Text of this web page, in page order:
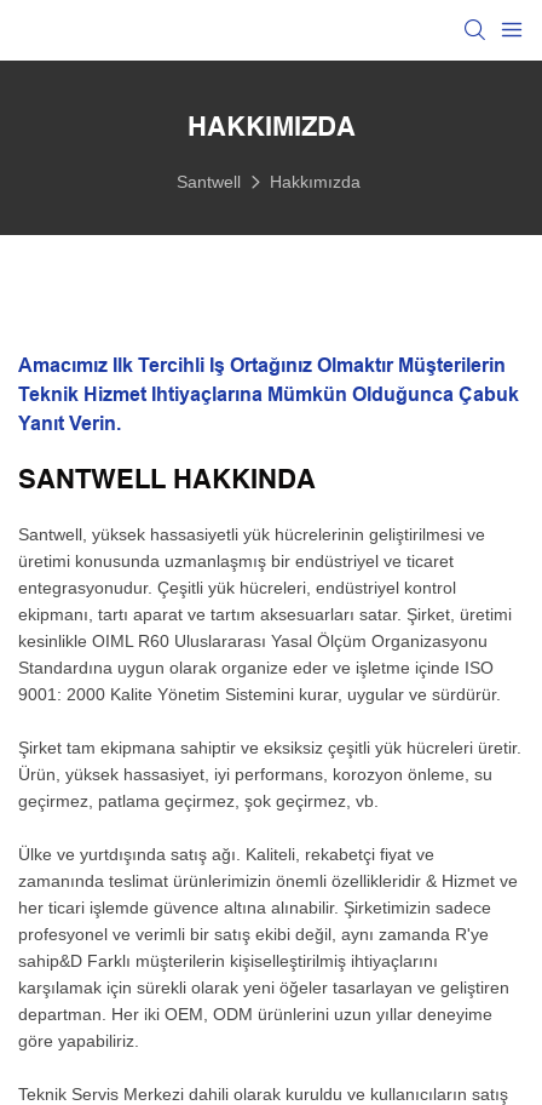
HAKKIMIZDA
Santwell Hakkımızda
Amacımız Ilk Tercihli Iş Ortağınız Olmaktır Müşterilerin
Teknik Hizmet Ihtiyaçlarına Mümkün Olduğunca Çabuk
Yanıt Verin.
SANTWELL HAKKINDA
Santwell, yüksek hassasiyetli yük hücrelerinin geliştirilmesi ve
üretimi konusunda uzmanlaşmış bir endüstriyel ve ticaret
entegrasyonudur. Çeşitli yük hücreleri, endüstriyel kontrol
ekipmanı, tartı aparat ve tartım aksesuarları satar. Şirket, üretimi
kesinlikle OIML R60 Uluslararası Yasal Ölçüm Organizasyonu
Standardına uygun olarak organize eder ve işletme içinde ISO
9001: 2000 Kalite Yönetim Sistemini kurar, uygular ve sürdürür.
Şirket tam ekipmana sahiptir ve eksiksiz çeşitli yük hücreleri üretir.
Ürün, yüksek hassasiyet, iyi performans, korozyon önleme, su
geçirmez, patlama geçirmez, şok geçirmez, vb.
Ülke ve yurtdışında satış ağı. Kaliteli, rekabetçi fiyat ve
zamanında teslimat ürünlerimizin önemli özellikleridir & Hizmet ve
her ticari işlemde güvence altına alınabilir. Şirketimizin sadece
profesyonel ve verimli bir satış ekibi değil, aynı zamanda R'ye
sahip&D Farklı müşterilerin kişiselleştirilmiş ihtiyaçlarını
karşılamak için sürekli olarak yeni öğeler tasarlayan ve geliştiren
departman. Her iki OEM, ODM ürünlerini uzun yıllar deneyime
göre yapabiliriz.
Teknik Servis Merkezi dahili olarak kuruldu ve kullanıcıların satış